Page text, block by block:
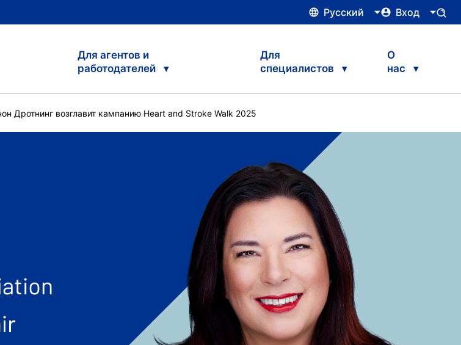
Русский Вход
Для агентов и
работодателей
Для
специалистов
О
нас
Дротнинг возглавит кампанию Heart and Stroke Walk 2025